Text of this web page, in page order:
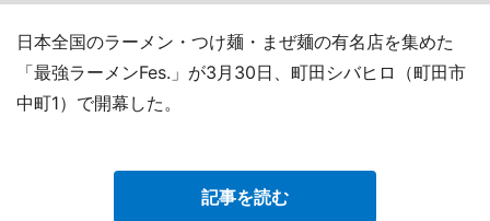
日本全国のラーメン・つけ麺・まぜ麺の有名店を集めた
「最強ラーメンFes.」が3月30日、町田シバヒロ（町田市
中町1）で開幕した。
記事を読む